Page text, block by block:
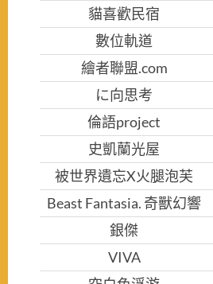
貓喜歡民宿
數位軌道
繪者聯盟.com
に向思考
倫語project
史凱蘭光屋
被世界遺忘X火腿泡芙
Beast Fantasia. 奇獸幻響
銀傑
VIVA